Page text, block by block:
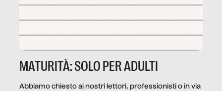
MATURITÀ: SOLO PER ADULTI
Abbiamo chiesto ai nostri lettori, professionisti o in via